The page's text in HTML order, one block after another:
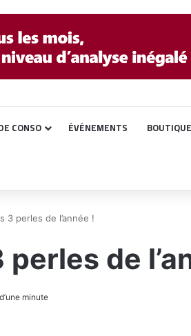
CONSO ÉVÉNEMENTS BOUTIQUE
3 perles de l’année !
de
minute